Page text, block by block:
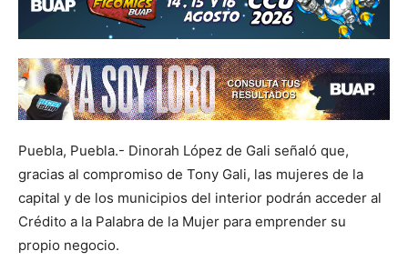
Puebla, Puebla.- Dinorah López de Gali señaló que,
gracias al compromiso de Tony Gali, las mujeres de la
capital y de los municipios del interior podrán acceder al
Crédito a la Palabra de la Mujer para emprender su
propio negocio.